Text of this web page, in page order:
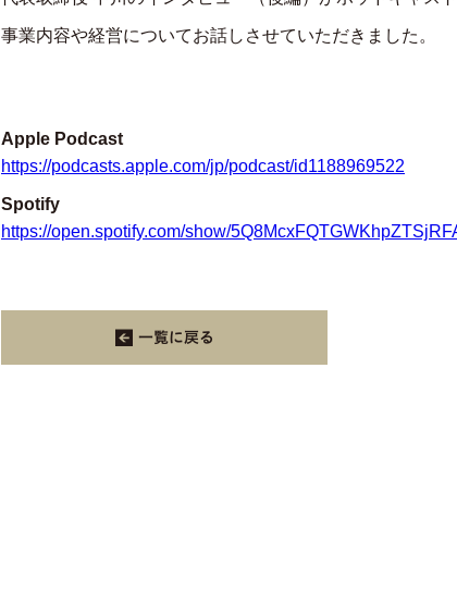
事業内容や経営についてお話しさせていただきました。
Apple Podcast
https://podcasts.apple.com/jp/podcast/id1188969522
Spotify
https://open.spotify.com/show/
一覧に戻る